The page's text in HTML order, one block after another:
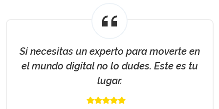
Si necesitas un experto para moverte en
el mundo digital no lo dudes. Este es tu
lugar.